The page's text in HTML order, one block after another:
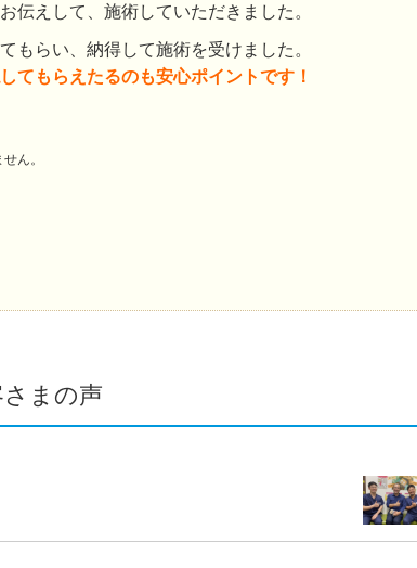
伝えして、施術していただきました。
もらい、納得して施術を受けました。
てもらえたるのも安心ポイントです！
ん。
まの声